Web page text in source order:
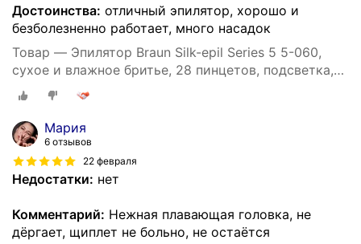
Достоинства: отличный эпилятор, хорошо и
безболезненно работает, много насадок
Товар — Эпилятор Braun Silk-epil Series 5 5-060,
сухое и влажное бритье, 28 пинцетов, подсветка,
40 минут автономной работы
Мария
6 отзывов
22 февраля
Недостатки: нет
Комментарий: Нежная плавающая головка, не
дёргает, щиплет не больно, не остаётся